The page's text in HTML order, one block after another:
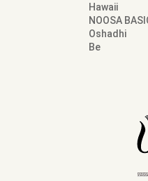
Hawaii
NOOSA
Oshadhi
Be